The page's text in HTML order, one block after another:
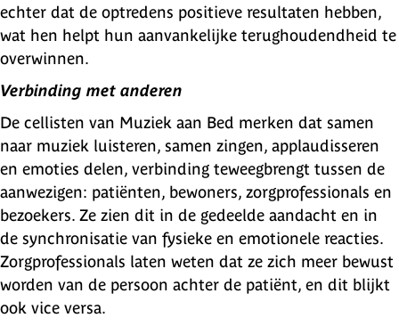
echter dat de optredens positieve resultaten hebben,
wat hen helpt hun aanvankelijke terughoudendheid te
overwinnen.
Verbinding met anderen
De cellisten van Muziek aan Bed merken dat samen
naar muziek luisteren, samen zingen, applaudisseren
en emoties delen, verbinding teweegbrengt tussen de
aanwezigen: patiënten, bewoners, zorgprofessionals en
bezoekers. Ze zien dit in de gedeelde aandacht en in
de synchronisatie van fysieke en emotionele reacties.
Zorgprofessionals laten weten dat ze zich meer bewust
worden van de persoon achter de patiënt, en dit blijkt
ook vice versa.